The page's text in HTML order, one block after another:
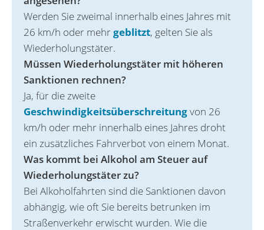
Werden Sie zweimal innerhalb eines Jahres mit
26 km/h oder mehrgeblitzt, gelten Sie als
Wiederholungstäter.
Müssen Wiederholungstäter mit höheren
Sanktionen rechnen?
Ja, für die zweite
Geschwindigkeitsüberschreitungvon 26
km/h oder mehr innerhalb eines Jahres droht
ein zusätzliches Fahrverbot von einem Monat.
Was kommt bei Alkohol am Steuer auf
Wiederholungstäter zu?
Bei Alkoholfahrten sind die Sanktionen davon
abhängig, wie oft Sie bereits betrunken im
Straßenverkehr erwischt wurden. Wie die